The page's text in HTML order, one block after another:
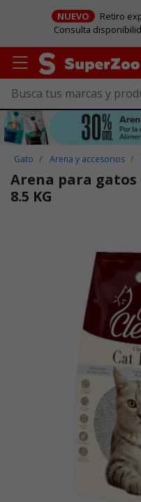
NUEVO
Retiro
Consulta
Gato Arena y accesorios
Arena para
8.5 KG